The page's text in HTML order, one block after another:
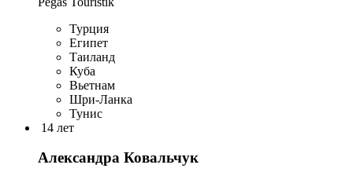
Турция
Египет
Таиланд
Куба
Вьетнам
Шри-Ланка
Тунис
14 лет
Александра Ковальчук